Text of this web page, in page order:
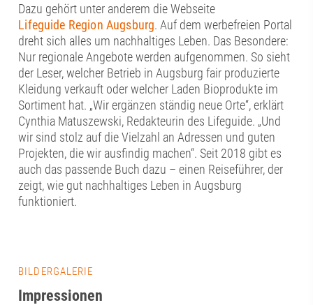
Dazu gehört unter anderem die Webseite
Lifeguide Region Augsburg. Auf dem werbefreien Portal
dreht sich alles um nachhaltiges Leben. Das Besondere:
Nur regionale Angebote werden aufgenommen. So sieht
der Leser, welcher Betrieb in Augsburg fair produzierte
Kleidung verkauft oder welcher Laden Bioprodukte im
Sortiment hat. „Wir ergänzen ständig neue Orte“, erklärt
Cynthia Matuszewski, Redakteurin des Lifeguide. „Und
wir sind stolz auf die Vielzahl an Adressen und guten
Projekten, die wir ausfindig machen“. Seit 2018 gibt es
auch das passende Buch dazu – einen Reiseführer, der
zeigt, wie gut nachhaltiges Leben in Augsburg
funktioniert.
BILDERGALERIE
Impressionen